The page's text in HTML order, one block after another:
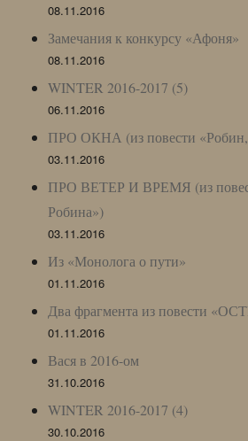
08.11.2016
Замечания к конкурсу «Афоня»
08.11.2016
WINTER 2016-2017 (5)
06.11.2016
ПРО ОКНА (из повести
03.11.2016
ПРО ВЕТЕР И ВРЕМЯ (из
Робина»)
03.11.2016
Из «Монолога о пути»
01.11.2016
Два фрагмента из повести
01.11.2016
Вася в 2016-ом
31.10.2016
WINTER 2016-2017 (4)
30.10.2016